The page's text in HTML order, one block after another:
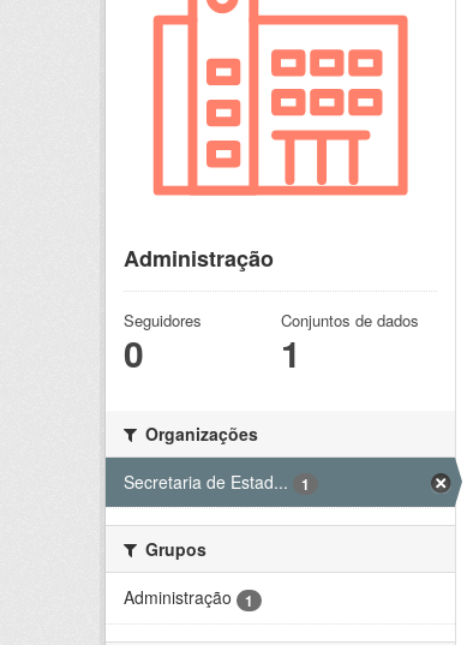
Administração
Seguidores
0
Conjuntos de dados
1
Organizações
Secretaria de Estad...
1
Grupos
Administração
1